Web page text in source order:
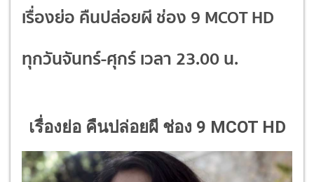
เรื่องย่อ คืนปล่อยผี ช่อง 9 MCOT HD
ทุกวันจันทร์-ศุกร์ เวลา 23.00 น.
เรื่องย่อ คืนปล่อยผี ช่อง 9 MCOT HD